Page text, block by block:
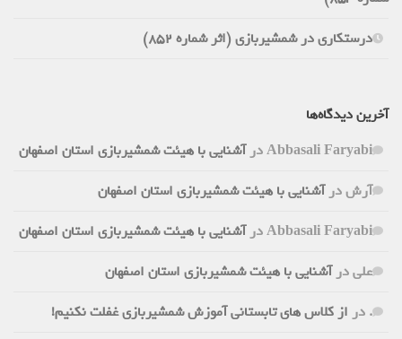
درستکاری در شمشیربازی (اثر شماره 852)
آخرین دیدگاه‌ها
Abbasali Faryabiدرآشنایی با هیئت شمشیربازی استان اصفهان
آرشدرآشنایی با هیئت شمشیربازی استان اصفهان
Abbasali Faryabiدرآشنایی با هیئت شمشیربازی استان اصفهان
علیدرآشنایی با هیئت شمشیربازی استان اصفهان
. در از کلاس های تابستانی آموزش شمشیربازی غفلت نکنیم!